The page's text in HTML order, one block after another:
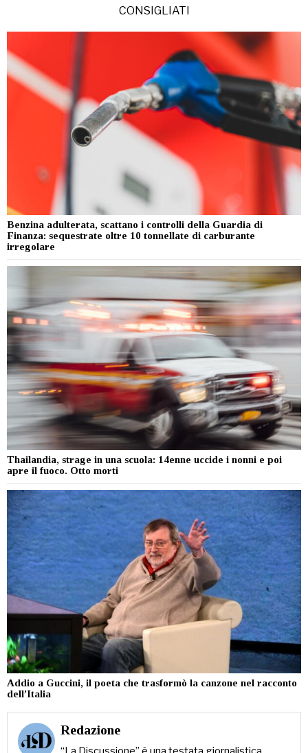
CONSIGLIATI
Benzina adulterata, scattano i controlli della Guardia di
Finanza: sequestrate oltre 10 tonnellate di carburante
irregolare
Thailandia, strage in una scuola: 14enne uccide i nonni e poi
apre il fuoco. Otto morti
Addio a Guccini, il poeta che trasformò la canzone nel racconto
dell’Italia
Redazione